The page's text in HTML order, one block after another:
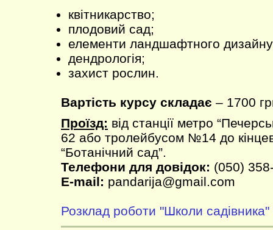
квітникарство;
плодовий сад;
елементи ландшафтного
дендрологія;
захист рослин.
Вартість курсу складає – 1700
Проїзд: від станції метро
62 або тролейбусом №14 до
“Ботанічний сад”.
Телефони для довідок: (050)
E-mail: pandarija@gmail.com
Розклад роботи "Школи садівника"